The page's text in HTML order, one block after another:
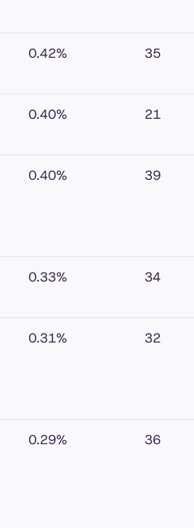
0.42% 35
0.40% 21
0.40% 39
0.33% 34
0.31% 32
0.29% 36